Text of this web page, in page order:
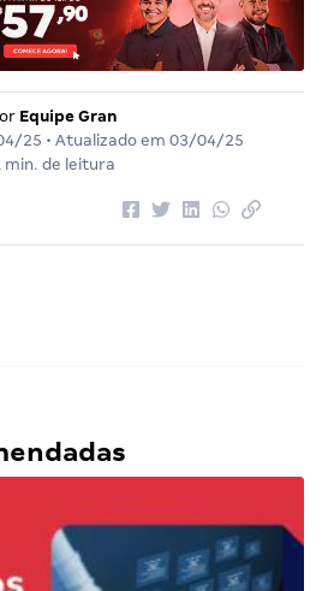
Equipe Gran
25 • Atualizado em 03/04/25
min. de leitura